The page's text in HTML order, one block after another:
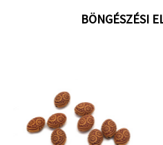
BÖNGÉSZÉSI